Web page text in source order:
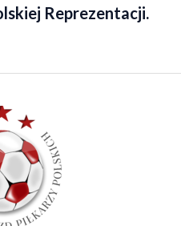
Reprezentacji.